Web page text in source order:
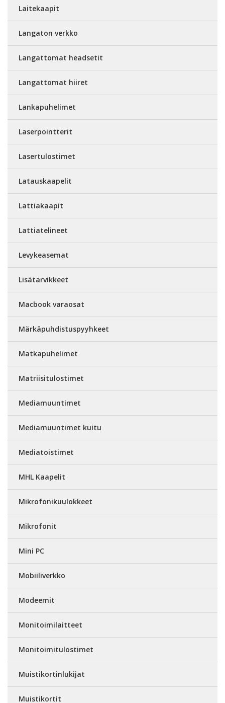
Laitekaapit
Langaton verkko
Langattomat headsetit
Langattomat hiiret
Lankapuhelimet
Laserpointterit
Lasertulostimet
Latauskaapelit
Lattiakaapit
Lattiatelineet
Levykeasemat
Lisätarvikkeet
Macbook varaosat
Märkäpuhdistuspyyhkeet
Matkapuhelimet
Matriisitulostimet
Mediamuuntimet
Mediamuuntimet kuitu
Mediatoistimet
MHL Kaapelit
Mikrofonikuulokkeet
Mikrofonit
Mini PC
Mobiiliverkko
Modeemit
Monitoimilaitteet
Monitoimitulostimet
Muistikortinlukijat
Muistikortit